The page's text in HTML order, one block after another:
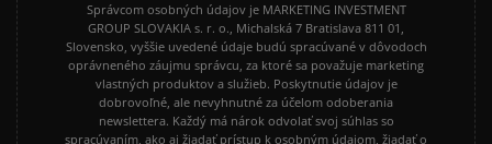
Správcom osobných údajov je MARKETING INVESTMENT
GROUP SLOVAKIA s. r. o., Michalská 7 Bratislava 811 01,
Slovensko, vyššie uvedené údaje budú spracúvané v dôvodoch
oprávneného záujmu správcu, za ktoré sa považuje marketing
vlastných produktov a služieb. Poskytnutie údajov je
dobrovoľné, ale nevyhnutné za účelom odoberania
newslettera. Každý má nárok odvolať svoj súhlas so
spracúvaním, ako aj žiadať prístup k osobným údajom, žiadať o